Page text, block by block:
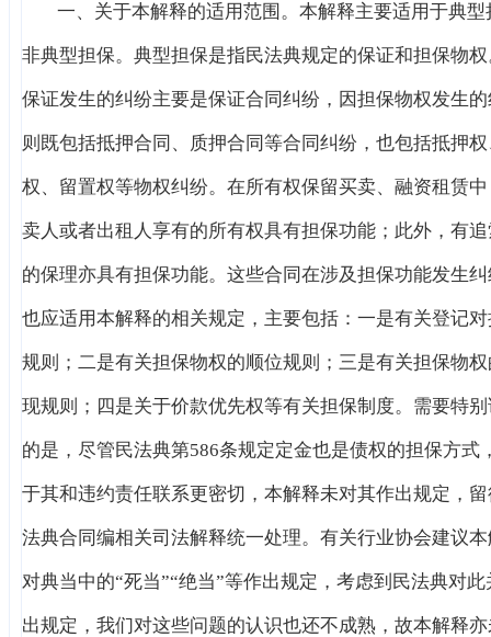
一、关于本解释的适用范围。本解释主要适用于典型
非典型担保。典型担保是指民法典规定的保证和担保物
保证发生的纠纷主要是保证合同纠纷，因担保物权发生
则既包括抵押合同、质押合同等合同纠纷，也包括抵押
权、留置权等物权纠纷。在所有权保留买卖、融资租赁
卖人或者出租人享有的所有权具有担保功能；此外，有
的保理亦具有担保功能。这些合同在涉及担保功能发生
也应适用本解释的相关规定，主要包括：一是有关登记
规则；二是有关担保物权的顺位规则；三是有关担保物
现规则；四是关于价款优先权等有关担保制度。需要特
的是，尽管民法典第586条规定定金也是债权的担保方式
于其和违约责任联系更密切，本解释未对其作出规定，
法典合同编相关司法解释统一处理。有关行业协会建议
对典当中的“死当”“绝当”等作出规定，考虑到民法典对此
出规定，我们对这些问题的认识也还不成熟，故本解释